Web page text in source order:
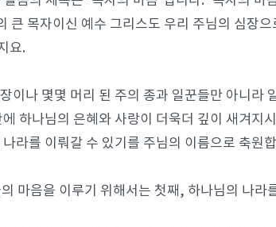
큰 목자이신 예수 그리스도 우리 주님의 심장
요.
이나 몇몇 머리 된 주의 종과 일꾼들만 아니라
하나님의 은혜와 사랑이 더욱더 깊이 새겨지
라를 이뤄갈 수 있기를 주님의 이름으로 축원
마음을 이루기 위해서는 첫째, 하나님의 나라